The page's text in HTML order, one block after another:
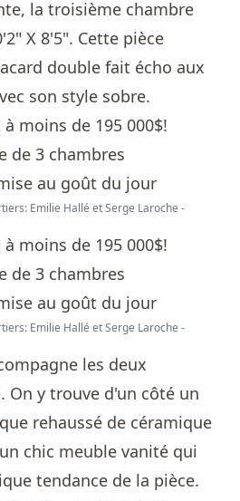
la troisième chambre
X 8'5". Cette pièce
double fait écho aux
son style sobre.
Emilie Hallé et Serge Laroche -
Emilie Hallé et Serge Laroche -
les deux
On y trouve d'un côté un
rehaussé de céramique
chic meuble vanité qui
tendance de la pièce.